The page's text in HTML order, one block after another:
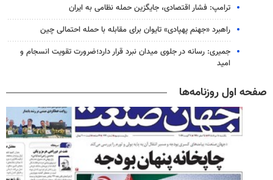
ترامپ: فشار اقتصادی، جایگزین حمله نظامی به ایران
راهبرد «جهنم پهپادی» تایوان برای مقابله با حمله احتمالی چین
جمیری: رسانه‌ در جلوی میدان نبرد قرار دارد؛ضرورت تقویت انسجام و
امید
صفحه اول روزنامه‌ها